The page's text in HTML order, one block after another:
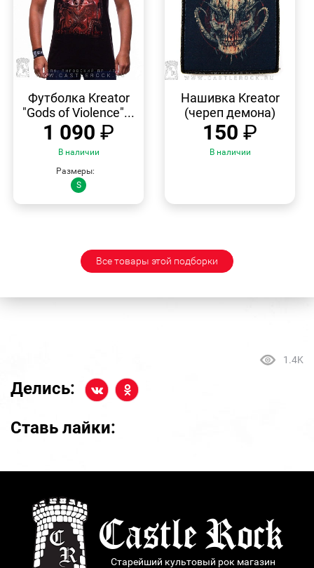
ПРОСМОТР
Футболка Kreator
"Gods of Violence"...
1 090 ₽
В наличии
Размеры:
S
ПРОСМОТР
Нашивка Kreator
(череп демона)
150 ₽
В наличии
Все товары этой подборки
1.4K
Делись:
Ставь лайки:
Старейший культовый рок магазин